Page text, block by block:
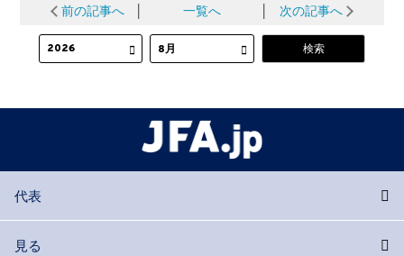
前の記事へ 一覧へ 次の記事へ
代表
見る